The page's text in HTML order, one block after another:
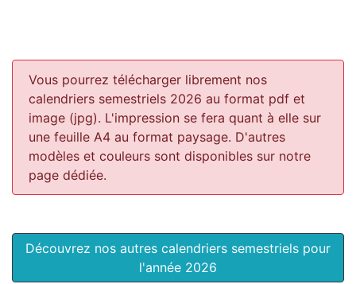
Vous pourrez télécharger librement nos
calendriers semestriels 2026 au format pdf et
image (jpg). L'impression se fera quant à elle sur
une feuille A4 au format paysage. D'autres
modèles et couleurs sont disponibles sur notre
page dédiée.
Découvrez nos autres calendriers semestriels pour
l'année 2026